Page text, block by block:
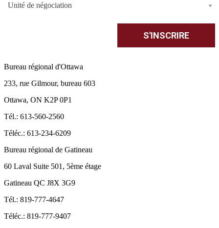
Unité de négociation
Bureau régional d'Ottawa
233, rue Gilmour, bureau 603
Ottawa, ON K2P 0P1
Tél.: 613-560-2560
Téléc.: 613-234-6209
Bureau régional de Gatineau
60 Laval Suite 501, 5ème étage
Gatineau QC J8X 3G9
Tél.: 819-777-4647
Téléc.: 819-777-9407